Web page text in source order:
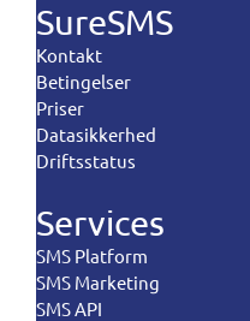
SureSMS
Kontakt
Betingelser
Priser
Datasikkerhed
Driftsstatus
Services
SMS Platform
SMS Marketing
SMS API